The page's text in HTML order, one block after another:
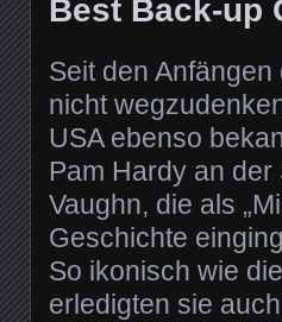
Best Back-up
Seit den
nicht
USA ebenso
Pam Hardy an der
Vaughn, die als
Geschichte
So ikonisch wie
erledigten sie